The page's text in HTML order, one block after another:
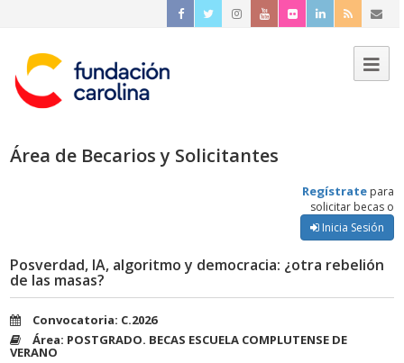
Área de Becarios y Solicitantes
Regístrate para
solicitar becas o
Inicia Sesión
Posverdad, IA, algoritmo y democracia: ¿otra rebelión
de las masas?
Convocatoria: C.2026
Área: POSTGRADO. BECAS ESCUELA COMPLUTENSE DE
VERANO